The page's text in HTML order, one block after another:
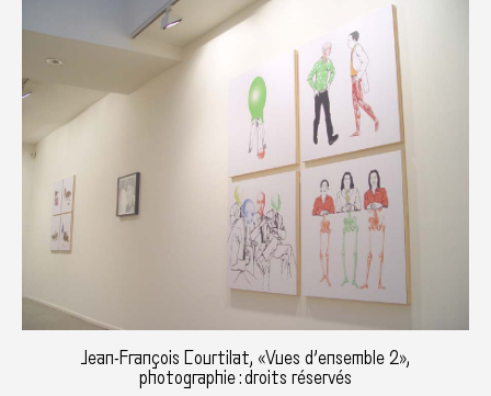
Jean-François Courtilat, «Vues d’ensemble 2»,
photographie : droits réservés